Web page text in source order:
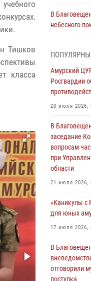
Тишков
класса
В
небесного
Более 2,5
амурчанам
основе
28 июля 2026,
Итоги
Амурской
2026 года
27 июля 2026,
23 июля 2026,
поступления
23 июля 2026,
Амурский
Росгвардии
20 июля 2026,
В
заседание
вопросам
при
области
21 июля 2026,
«Каникулы с
для юных
17 июля 2026,
В
отговорили
поступка